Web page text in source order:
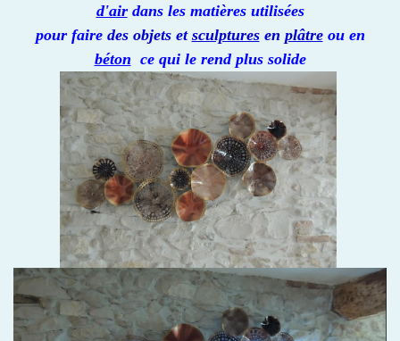
d'airdans les matières utilisées
pour faire des objets et sculpturesen plâtreou en
béton ce qui le rend plus solide